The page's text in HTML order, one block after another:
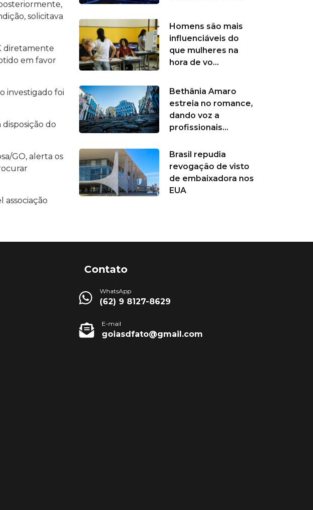
solicitava
diretamente
em favor
investigado foi
do
GO, alerta os
associação
Homens são mais
influenciáveis do
que mulheres na
hora de vo...
Bethânia Amaro
estreia no romance,
dando voz a
profissionais...
Brasil repudia
revogação de visto
de embaixadora nos
EUA
Contato
WhatsApp
(62) 9 8127-8629
E-mail
goiasdfato@gmail.com